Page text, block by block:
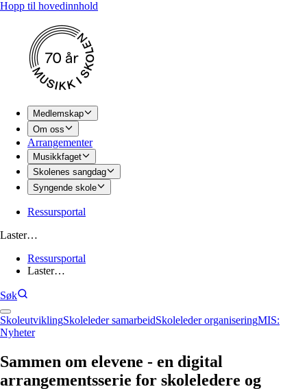
Hopp til hovedinnhold
Medlemskap
Om oss
Arrangementer
Musikkfaget
Skolenes sangdag
Syngende skole
Ressursportal
Laster…
Ressursportal
Laster…
Søk
SkoleutviklingSkoleleder samarbeidSkoleleder organiseringMIS:
Nyheter
Sammen om elevene - en digital
arrangementsserie for skoleledere og